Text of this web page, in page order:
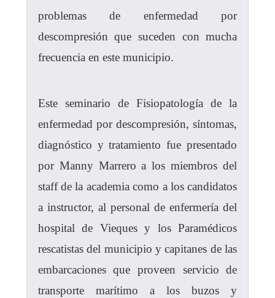
problemas de enfermedad por
descompresión que suceden con mucha
frecuencia en este municipio.
Este seminario de Fisiopatología de la
enfermedad por descompresión, síntomas,
diagnóstico y tratamiento fue presentado
por Manny Marrero a los miembros del
staff de la academia como a los candidatos
a instructor, al personal de enfermería del
hospital de Vieques y los Paramédicos
rescatistas del municipio y capitanes de las
embarcaciones que proveen servicio de
transporte marítimo a los buzos y